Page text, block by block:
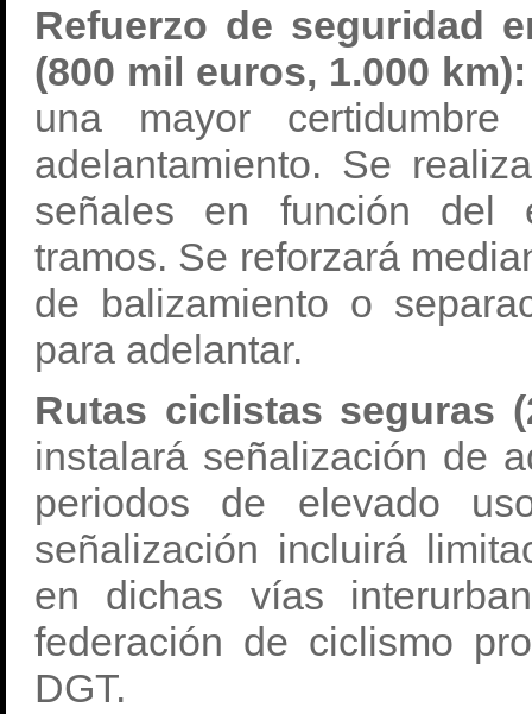
Refuerzo de seguridad
(800 mil euros, 1.000 km):
una mayor
adelantamiento. Se
señales en función del
tramos. Se reforzará
de balizamiento o
para adelantar.
Rutas ciclistas seguras
instalará señalización de
periodos de elevado
señalización incluirá
en dichas vías
federación de ciclismo
DGT.